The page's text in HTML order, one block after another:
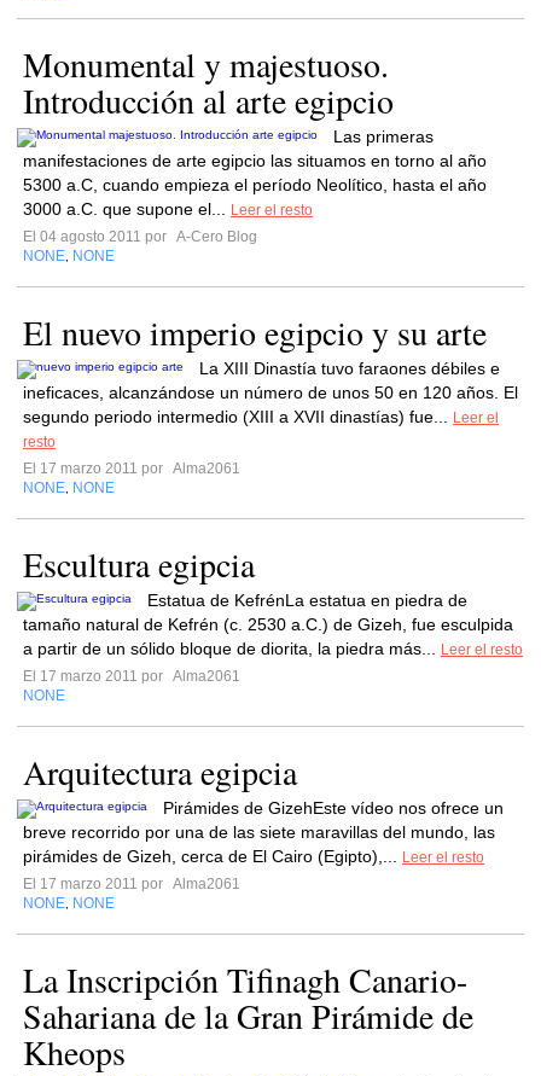
Monumental y majestuoso.
Introducción al arte egipcio
Las primeras
manifestaciones de arte egipcio las situamos en torno al año
5300 a.C, cuando empieza el período Neolítico, hasta el año
3000 a.C. que supone el...
Leer el resto
El 04 agosto 2011 por A-Cero Blog
NONE NONE
El nuevo imperio egipcio y su arte
La XIII Dinastía tuvo faraones débiles e
ineficaces, alcanzándose un número de unos 50 en 120 años. El
segundo periodo intermedio (XIII a XVII dinastías) fue...
Leer el
resto
El 17 marzo 2011 por Alma2061
NONE NONE
Escultura egipcia
Estatua de KefrénLa estatua en piedra de
tamaño natural de Kefrén (c. 2530 a.C.) de Gizeh, fue esculpida
a partir de un sólido bloque de diorita, la piedra más...
Leer el resto
El 17 marzo 2011 por Alma2061
NONE
Arquitectura egipcia
Pirámides de GizehEste vídeo nos ofrece un
breve recorrido por una de las siete maravillas del mundo, las
pirámides de Gizeh, cerca de El Cairo (Egipto),...
Leer el resto
El 17 marzo 2011 por Alma2061
NONE NONE
La Inscripción Tifinagh Canario-
Sahariana de la Gran Pirámide de
Kheops